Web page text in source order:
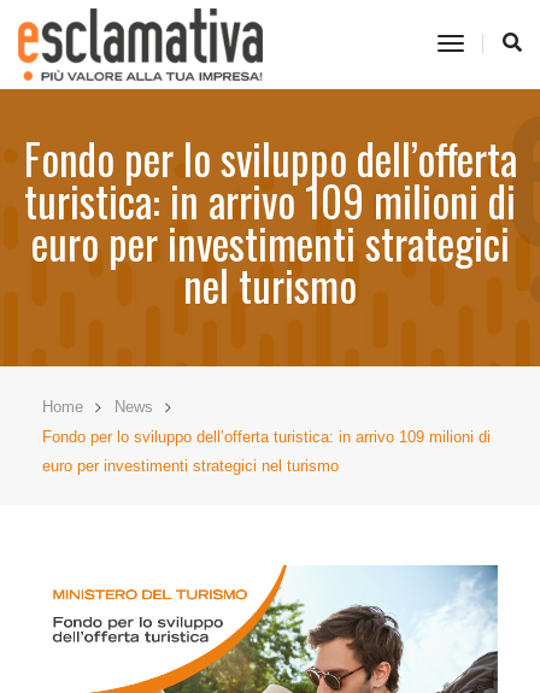
toggle
Fondo per lo sviluppo dell’offerta
turistica: in arrivo 109 milioni di
euro per investimenti strategici
nel turismo
Home
News
Fondo per lo sviluppo dell’offerta turistica: in arrivo 109 milioni di
euro per investimenti strategici nel turismo